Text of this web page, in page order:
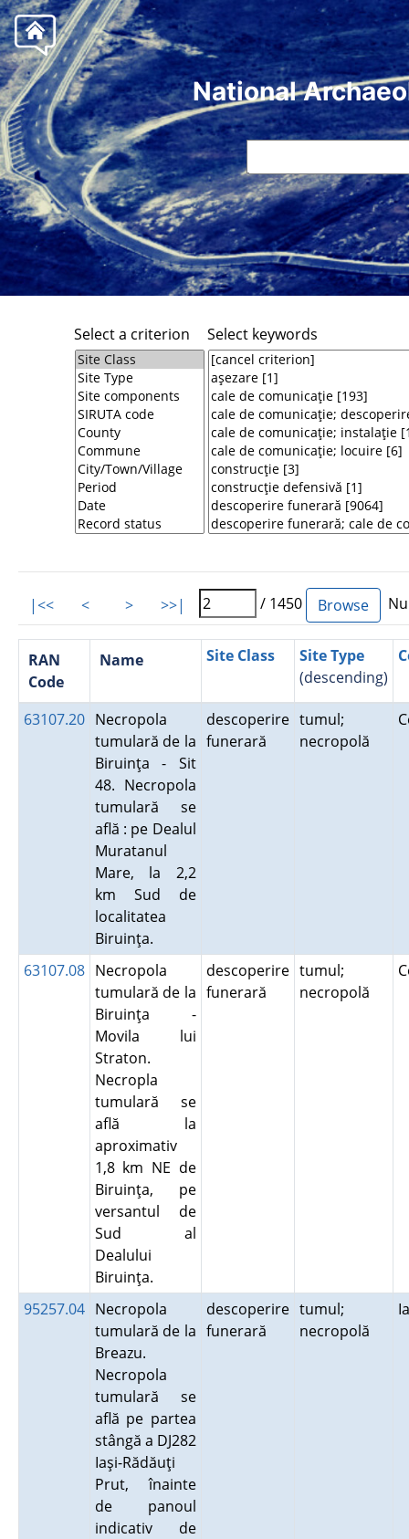
National
Select a criterion Select keywords
|<< < > >>| / 1450
RAN
Code
Name Site Class
Site Type
(descending)
63107.20 Necropola
tumulară de la
Biruinţa - Sit
48. Necropola
tumulară se
află : pe Dealul
Muratanul
Mare, la 2,2
km Sud de
localitatea
Biruinţa.
descoperire
funerară
tumul;
necropolă
63107.08 Necropola
tumulară de la
Biruinţa -
Movila lui
Straton.
Necropla
tumulară se
află la
aproximativ
1,8 km NE de
Biruinţa, pe
versantul de
Sud al
Dealului
Biruinţa.
descoperire
funerară
tumul;
necropolă
95257.04 Necropola
tumulară de la
Breazu.
Necropola
tumulară se
află pe partea
stângă a DJ282
Iaşi-Rădăuţi
Prut, înainte
de panoul
indicativ de
descoperire
funerară
tumul;
necropolă